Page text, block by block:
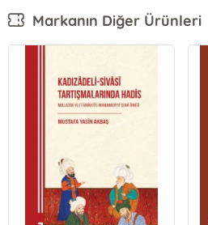
Markanın Diğer Ürünleri